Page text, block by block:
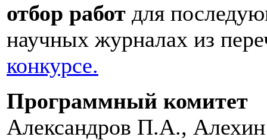
отбор работ для
научных журналах из
конкурсе.
Программный комитет
Александров П.А.,